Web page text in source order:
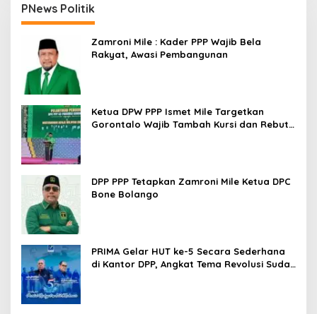
PNews Politik
Zamroni Mile : Kader PPP Wajib Bela
Rakyat, Awasi Pembangunan
Ketua DPW PPP Ismet Mile Targetkan
Gorontalo Wajib Tambah Kursi dan Rebut
DPP PPP Tetapkan Zamroni Mile Ketua DPC
Bone Bolango
PRIMA Gelar HUT ke-5 Secara Sederhana
di Kantor DPP, Angkat Tema Revolusi Sudah